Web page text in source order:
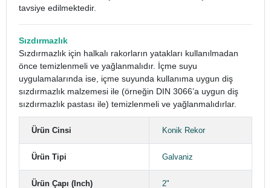
tavsiye edilmektedir.
Sızdırmazlık
Sızdırmazlık için halkalı rakorların yatakları kullanılmadan
önce temizlenmeli ve yağlanmalıdır. İçme suyu
uygulamalarında ise, içme suyunda kullanıma uygun diş
sızdırmazlık malzemesi ile (örneğin DIN 3066’a uygun diş
sızdırmazlık pastası ile) temizlenmeli ve yağlanmalıdırlar.
Ürün Cinsi Konik Rekor
Ürün Tipi Galvaniz
Ürün Çapı (Inch) 2"